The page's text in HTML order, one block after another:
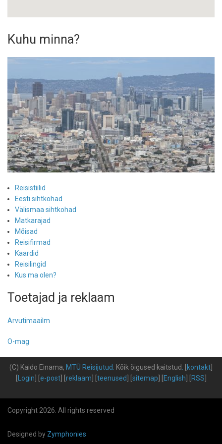
Kuhu minna?
Reisistiilid
Eesti sihtkohad
Välismaa sihtkohad
Matkarajad
Mõisad
Reisifirmad
Kaardid
Reisilingid
Kus ma olen?
Toetajad ja reklaam
Arvutimaailm
O-mag
(C) Kaido Einama, MTÜ Reisijutud Kõik õigused kaitstud kontakt
Login e-post] [ reklaam teenused sitemap English RSS
Copyright 2026. All rights reserved
Designed by Zymphonies